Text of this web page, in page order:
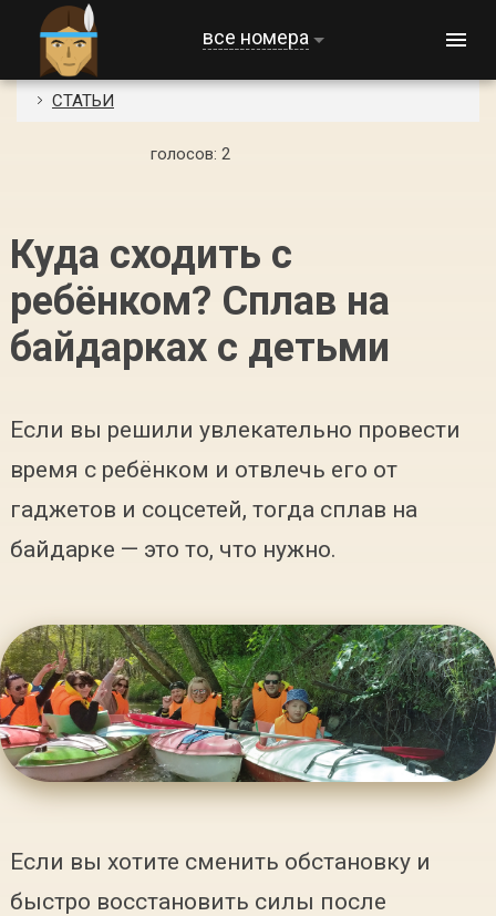
все номера
СТАТЬИ
голосов: 2
Куда сходить с
ребёнком? Сплав на
байдарках с детьми
Если вы решили увлекательно провести
время с ребёнком и отвлечь его от
гаджетов и соцсетей, тогда сплав на
байдарке — это то, что нужно.
Если вы хотите сменить обстановку и
быстро восстановить силы после